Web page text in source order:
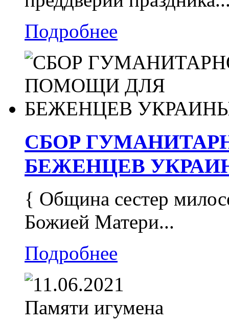
Подробнее
СБОР
БЕЖЕНЦЕВ
{ Община сестер
Божией Матери...
Подробнее